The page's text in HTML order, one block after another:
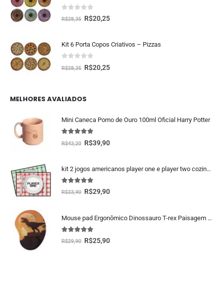
fora de 5
R$28,35 R$20,25
Kit 6 Porta Copos Criativos – Pizzas
fora de 5
R$28,35 R$20,25
MELHORES AVALIADOS
Mini Caneca Pomo de Ouro 100ml Oficial Harry Potter
fora de 5
R$43,20 R$39,90
kit 2 jogos americanos player one e player two cozinha geek
5.00 fora de 5
R$33,90 R$29,90
Mouse pad Ergonômico Dinossauro T-rex Paisagem Presente Criativo Geek
5.00 fora de 5
R$29,90 R$25,90